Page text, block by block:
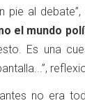
al debate”,
el mundo
Es una
no era